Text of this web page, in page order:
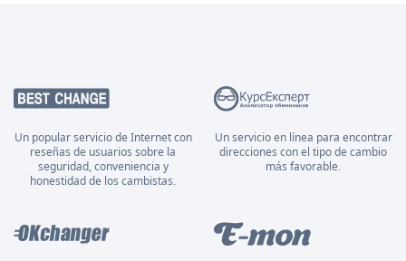
Un popular servicio de Internet con
reseñas de usuarios sobre la
seguridad, conveniencia y
honestidad de los cambistas.
Un servicio en línea para encontrar
direcciones con el tipo de cambio
más favorable.